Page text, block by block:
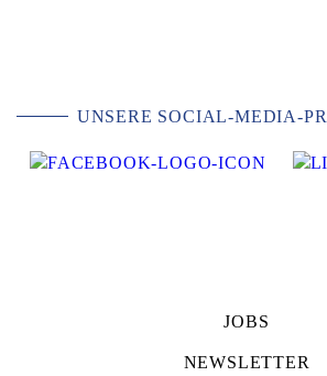
UNSERE SOCIAL-MEDIA-
JOBS
NEWSLETTER